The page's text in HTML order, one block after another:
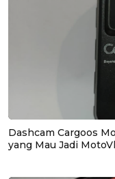
Dashcam Cargoos
yang Mau Jadi